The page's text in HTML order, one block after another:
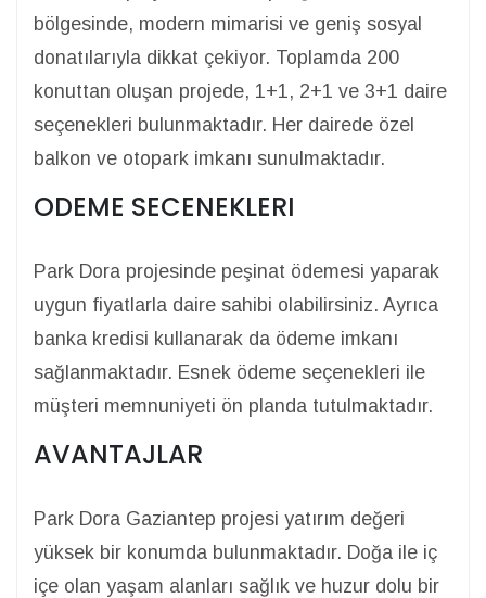
bölgesinde, modern mimarisi ve geniş sosyal
donatılarıyla dikkat çekiyor. Toplamda 200
konuttan oluşan projede, 1+1, 2+1 ve 3+1 daire
seçenekleri bulunmaktadır. Her dairede özel
balkon ve otopark imkanı sunulmaktadır.
ODEME SECENEKLERI
Park Dora projesinde peşinat ödemesi yaparak
uygun fiyatlarla daire sahibi olabilirsiniz. Ayrıca
banka kredisi kullanarak da ödeme imkanı
sağlanmaktadır. Esnek ödeme seçenekleri ile
müşteri memnuniyeti ön planda tutulmaktadır.
AVANTAJLAR
Park Dora Gaziantep projesi yatırım değeri
yüksek bir konumda bulunmaktadır. Doğa ile iç
içe olan yaşam alanları sağlık ve huzur dolu bir